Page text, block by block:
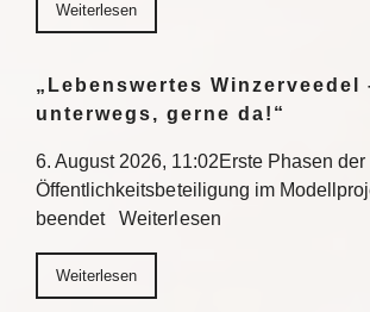
Weiterlesen
„Lebenswertes Winzerveedel
unterwegs, gerne da!“
6. August 2026, 11:02Erste Phasen der
Öffentlichkeitsbeteiligung im
beendet Weiterlesen
Weiterlesen